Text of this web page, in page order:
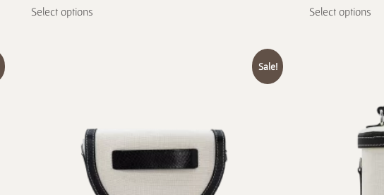
Select options Select options
Sale!